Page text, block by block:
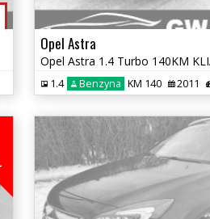
Opel Astra
1.4 Benzyna KM 140 2011